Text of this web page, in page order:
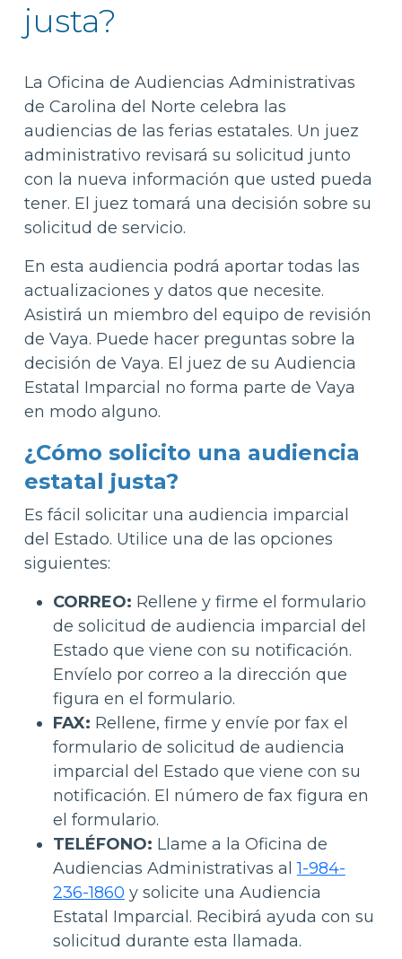
justa?
La Oficina de Audiencias Administrativas
de Carolina del Norte celebra las
audiencias de las ferias estatales. Un juez
administrativo revisará su solicitud junto
con la nueva información que usted pueda
tener. El juez tomará una decisión sobre su
solicitud de servicio.
En esta audiencia podrá aportar todas las
actualizaciones y datos que necesite.
Asistirá un miembro del equipo de revisión
de Vaya. Puede hacer preguntas sobre la
decisión de Vaya. El juez de su Audiencia
Estatal Imparcial no forma parte de Vaya
en modo alguno.
¿Cómo solicito una audiencia
estatal justa?
Es fácil solicitar una audiencia imparcial
del Estado. Utilice una de las opciones
siguientes:
CORREO: Rellene y firme el formulario
de solicitud de audiencia imparcial del
Estado que viene con su notificación.
Envíelo por correo a la dirección que
figura en el formulario.
FAX: Rellene, firme y envíe por fax el
formulario de solicitud de audiencia
imparcial del Estado que viene con su
notificación. El número de fax figura en
el formulario.
TELÉFONO: Llame a la Oficina de
Audiencias Administrativas al1-984-
236-1860 y solicite una Audiencia
Estatal Imparcial. Recibirá ayuda con su
solicitud durante esta llamada.